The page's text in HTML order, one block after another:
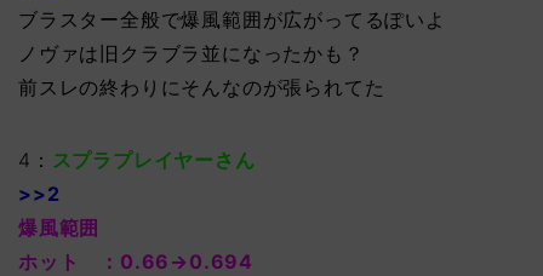
ブラスター全般で爆風範囲が広がってるぽいよ
ノヴァは旧クラブラ並になったかも？
前スレの終わりにそんなのが張られてた
4： スプラプレイヤーさん
>>2
爆風範囲
ホット ：0.66→0.694